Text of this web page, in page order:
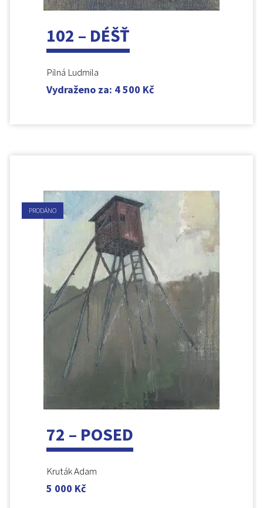
102 – DÉŠŤ
Pilná Ludmila
Vydraženo za: 4 500 Kč
PRODÁNO
72 – POSED
Kruták Adam
5 000 Kč